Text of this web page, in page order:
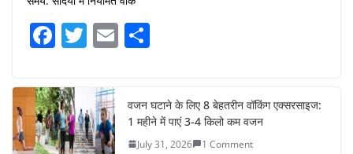
F
c
e
b
T
itt
er
E
e
वजन घटाने के लिए 8 बेहतरीन वॉकिंग एक्सरसाइज:
1 महीने में पाएं 3-4 किलो कम वजन
July 31, 2026 1 Comment